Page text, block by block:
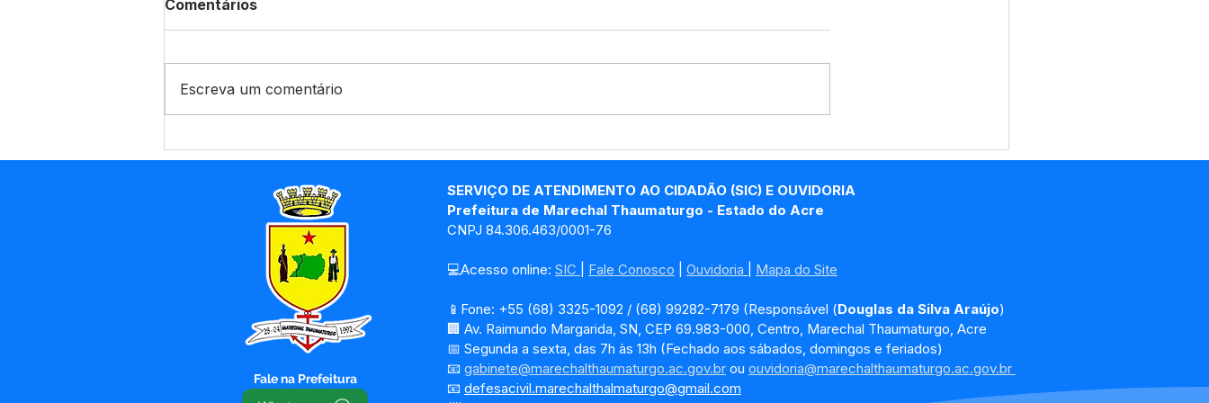
Nota Fiscal avança, mas
sistemas locais
permanecem ativos para
usuários Betha e e-Nota
atinge 84,8% em
Selo Prata com gestão
eficiente
Administração: Marechal
em Gestão Fiscal no Acre
Comentários
Escreva um comentário
Fale na Prefeitura
SERVIÇO DE ATENDIMENTO AO CIDADÃO (SIC) E OUVIDORIA
Prefeitura de Marechal Thaumaturgo - Estado do Acre
CNPJ 84.306.463/0001-76
💻Acesso online: SIC Fale Conosco Ouvidoria Mapa do Site
📱Fone: +55 (68) 3325-1092 / (68) 99282-7179 (Responsável (Douglas da Silva Araújo)
🏢 Av. Raimundo Margarida, SN, CEP 69.983-000, Centro, Marechal Thaumaturgo, Acre
📅 Segunda a sexta, das 7h às 13h (Fechado aos sábados, domingos e feriados)
📧 gabinete@marechalthaumaturgo.ac.gov.br ou ouvidoria@marechalthaumaturgo.ac.gov.br
📧 defesacivil.marechalthalmaturgo@gmail.com